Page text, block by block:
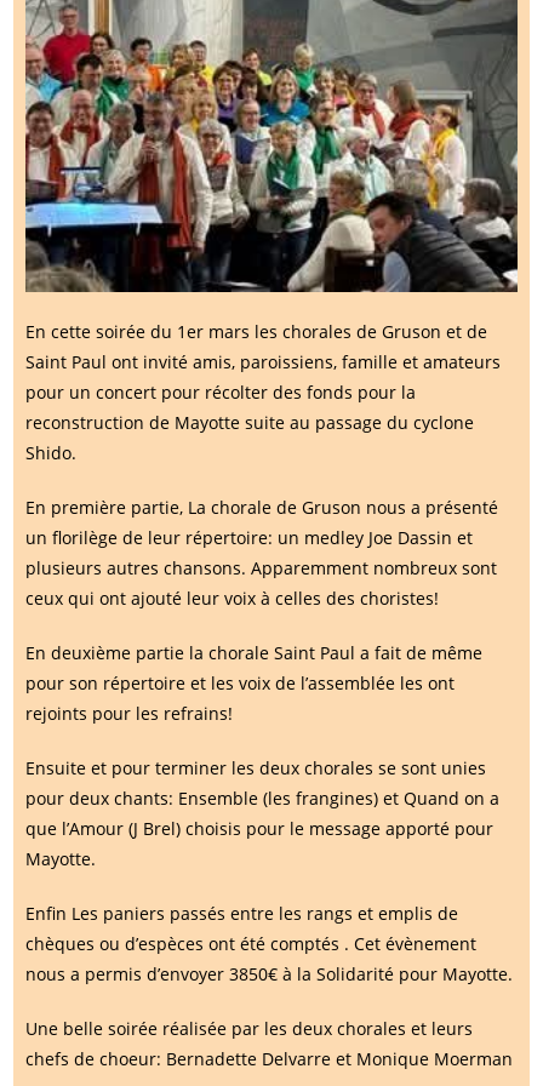
En cette soirée du 1er mars les chorales de Gruson et de
Saint Paul ont invité amis, paroissiens, famille et amateurs
pour un concert pour récolter des fonds pour la
reconstruction de Mayotte suite au passage du cyclone
Shido.
En première partie, La chorale de Gruson nous a présenté
un florilège de leur répertoire: un medley Joe Dassin et
plusieurs autres chansons. Apparemment nombreux sont
ceux qui ont ajouté leur voix à celles des choristes!
En deuxième partie la chorale Saint Paul a fait de même
pour son répertoire et les voix de l’assemblée les ont
rejoints pour les refrains!
Ensuite et pour terminer les deux chorales se sont unies
pour deux chants: Ensemble (les frangines) et Quand on a
que l’Amour (J Brel) choisis pour le message apporté pour
Mayotte.
Enfin Les paniers passés entre les rangs et emplis de
chèques ou d’espèces ont été comptés . Cet évènement
nous a permis d’envoyer 3850€ à la Solidarité pour Mayotte.
Une belle soirée réalisée par les deux chorales et leurs
chefs de choeur: Bernadette Delvarre et Monique Moerman